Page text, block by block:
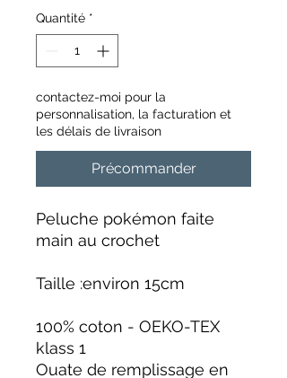
Quantité *
contactez-moi pour la
personnalisation, la facturation et
les délais de livraison
Précommander
Peluche pokémon faite
main au crochet
Taille :environ 15cm
100% coton - OEKO-TEX
klass 1
Ouate de remplissage en